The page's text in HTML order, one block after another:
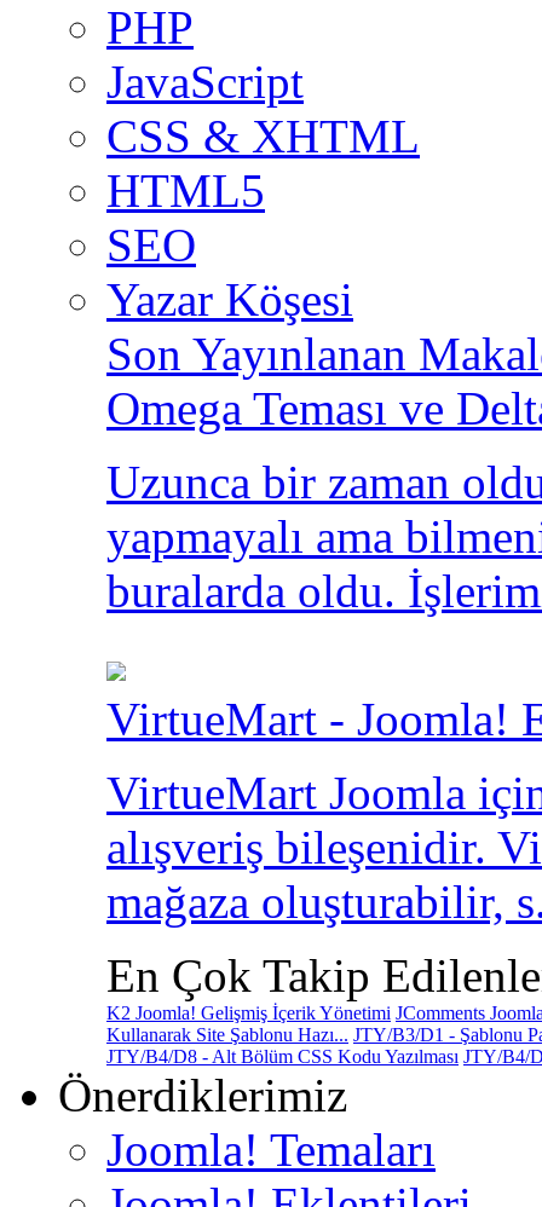
PHP
JavaScript
CSS & XHTML
HTML5
SEO
Yazar Köşesi
Son Yayınlanan
Omega Teması ve
Uzunca bir zaman
yapmayalı ama
buralarda oldu.
VirtueMart - Joomla!
VirtueMart Joomla
alışveriş bileşenidir.
mağaza oluşturabilir,
En Çok Takip
K2 Joomla! Gelişmiş İçerik Yönetimi JComments
Kullanarak Site Şablonu Hazı... JTY/B3/D1 - Şablonu
JTY/B4/D8 - Alt Bölüm CSS Kodu Yazılması JTY/B4/
Önerdiklerimiz
Joomla! Temaları